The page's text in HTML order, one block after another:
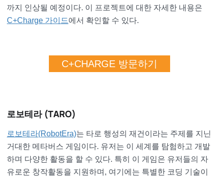
까지 인상될 예정이다. 이 프로젝트에 대한 자세한 내용은
C+Charge 가이드에서 확인할 수 있다.
C+CHARGE 방문하기
로보테라 (TARO)
로보테라(RobotEra)는 타로 행성의 재건이라는 주제를 지닌
거대한 메타버스 게임이다. 유저는 이 세계를 탐험하고 개발
하며 다양한 활동을 할 수 있다. 특히 이 게임은 유저들의 자
유로운 창작활동을 지원하며, 여기에는 특별한 코딩 기술이